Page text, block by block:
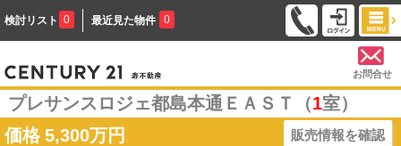
検討リスト 0 最近見た物件 0
お問合せ
プレサンスロジェ都島本通ＥＡＳＴ（1室）
価格 5,300万円 販売情報を確認